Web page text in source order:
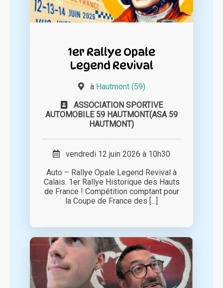
1er Rallye Opale
Legend Revival
à Hautmont (59)
ASSOCIATION SPORTIVE
AUTOMOBILE 59 HAUTMONT(ASA 59
HAUTMONT)
vendredi 12 juin 2026 à 10h30
Auto – Rallye Opale Legend Revival à
Calais. 1er Rallye Historique des Hauts
de France ! Compétition comptant pour
la Coupe de France des [...]